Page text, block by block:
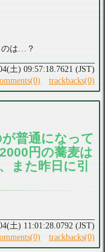
のは…？
土) 09:57:18.7621 (JST)
trackbacks(0)
普通になって
円の蕎麦は
また昨日に引
土) 11:01:28.0792 (JST)
trackbacks(0)